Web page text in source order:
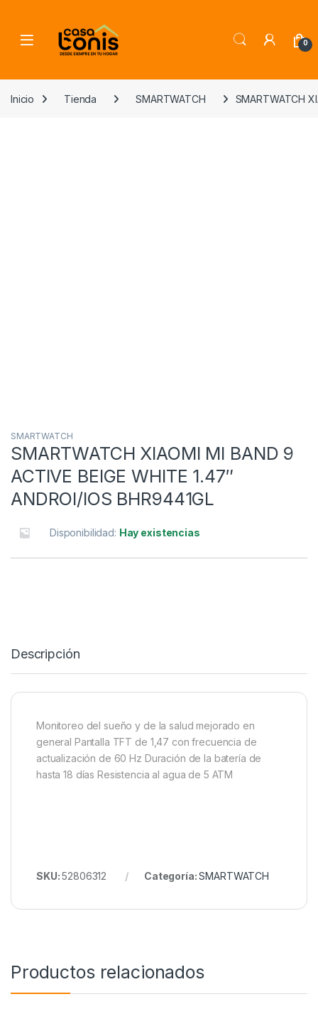
0
Inicio Tienda SMARTWATCH SMARTWATCH
SMARTWATCH
SMARTWATCH XIAOMI MI BAND 9
ACTIVE BEIGE WHITE 1.47″
ANDROI/IOS BHR9441GL
Disponibilidad: Hay existencias
Descripción
Monitoreo del sueño y de la salud mejorado en
general Pantalla TFT de 1,47 con frecuencia de
actualización de 60 Hz Duración de la batería de
hasta 18 días Resistencia al agua de 5 ATM
SKU:52806312 Categoría:SMARTWATCH
Productos relacionados